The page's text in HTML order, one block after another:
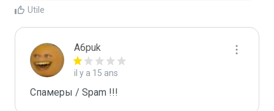
Utile
A6puk
il y a 15 ans
Спамеры / Spam !!!